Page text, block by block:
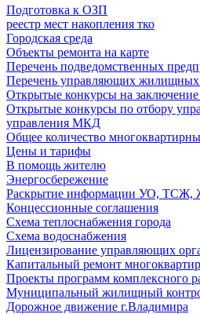
Подготовка к ОЗП
реестр мест накопления тко
Городская среда
Объекты ремонта на карте
Перечень подведомственных
Перечень управляющих жилищных
Открытые конкурсы на заключение
Открытые конкурсы по отбору
управления МКД
Общее количество
Цены и тарифы
В помощь жителю
Энергосбережение
Раскрытие информации УО,
Концессионные соглашения
Схема теплоснабжения города
Схема водоснабжения
Лицензирование управляющих
Капитальный ремонт
Проекты программ комплексного
Муниципальный жилищный
Дорожное движение г.Владимира